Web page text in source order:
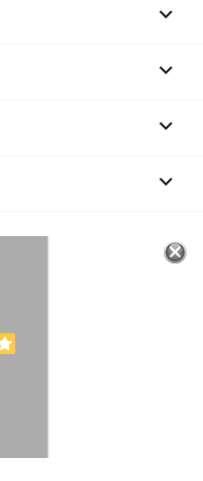



keyboard_arrow_down